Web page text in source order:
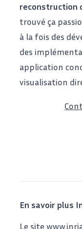
reconstruction
trouvé ça
à la fois des
des
application
visualisation
En savoir plus
Le site